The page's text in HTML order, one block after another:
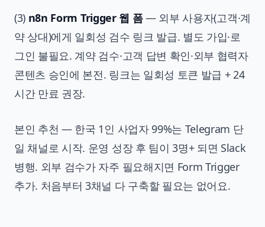
(3) n8n Form Trigger 웹 폼— 외부 사용자(고객·계
약 상대)에게 일회성 검수 링크 발급. 별도 가입·로
그인 불필요. 계약 검수·고객 답변 확인·외부 협력자
콘텐츠 승인에 본전. 링크는 일회성 토큰 발급 + 24
시간 만료 권장.
본인 추천 — 한국 1인 사업자 99%는 Telegram 단
일 채널로 시작. 운영 성장 후 팀이 3명+ 되면 Slack
병행. 외부 검수가 자주 필요해지면 Form Trigger
추가. 처음부터 3채널 다 구축할 필요는 없어요.